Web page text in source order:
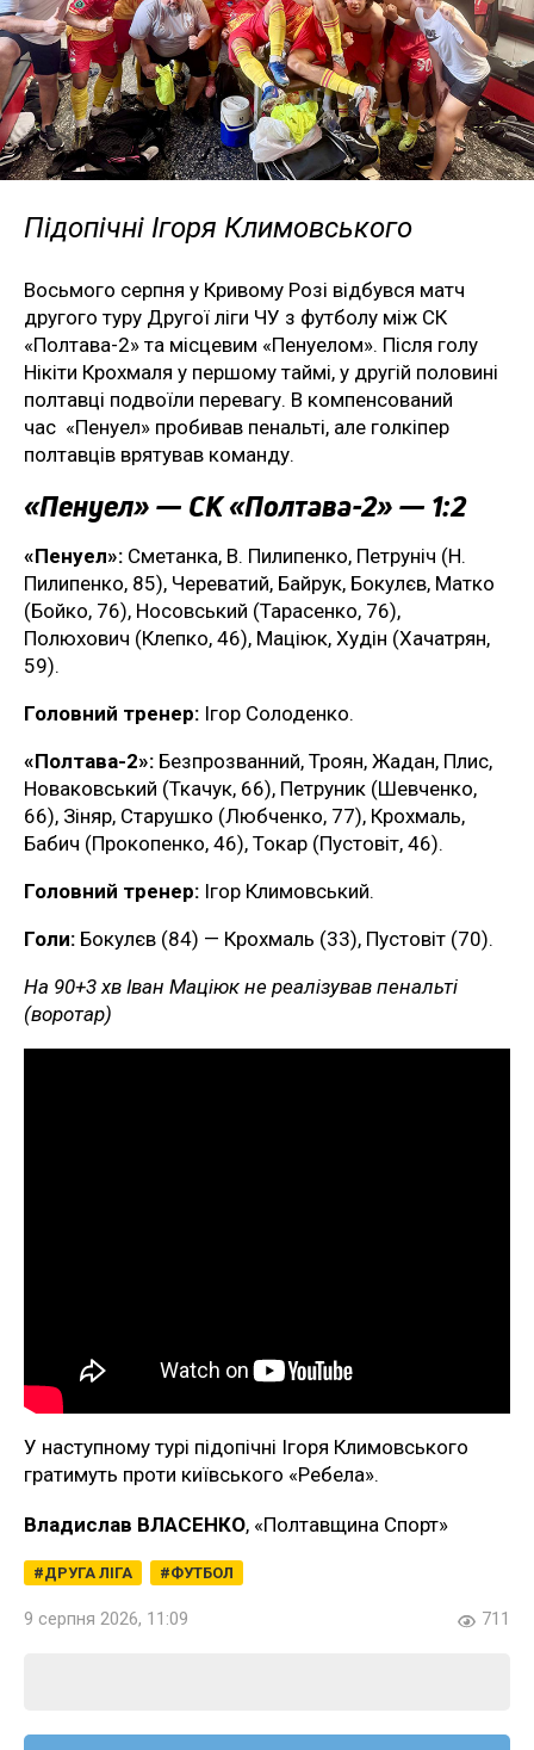
Підопічні Ігоря Климовського
Восьмого серпня у Кривому Розі відбувся матч
другого туру Другої ліги ЧУ з футболу між СК
«Полтава-2» та місцевим «Пенуелом». Після голу
Нікіти Крохмаля у першому таймі, у другій половині
полтавці подвоїли перевагу. В компенсований
час «Пенуел» пробивав пенальті, але голкіпер
полтавців врятував команду.
«Пенуел» — СК «Полтава-2» — 1:2
«Пенуел»: Сметанка, В. Пилипенко, Петруніч (Н.
Пилипенко, 85), Череватий, Байрук, Бокулєв, Матко
(Бойко, 76), Носовський (Тарасенко, 76),
Полюхович (Клепко, 46), Маціюк, Худін (Хачатрян,
59).
Головний тренер: Ігор Солоденко.
«Полтава-2»: Безпрозванний, Троян, Жадан, Плис,
Новаковський (Ткачук, 66), Петруник (Шевченко,
66), Зіняр, Старушко (Любченко, 77), Крохмаль,
Бабич (Прокопенко, 46), Токар (Пустовіт, 46).
Головний тренер: Ігор Климовський.
Голи: Бокулєв (84) — Крохмаль (33), Пустовіт (70).
На 90+3 хв Іван Маціюк не реалізував пенальті
(воротар)
У наступному турі підопічні Ігоря Климовського
гратимуть проти київського «Ребела».
Владислав ВЛАСЕНКО, «Полтавщина Спорт»
ДРУГА ЛІГА ФУТБОЛ
9 серпня 2026, 11:09 711